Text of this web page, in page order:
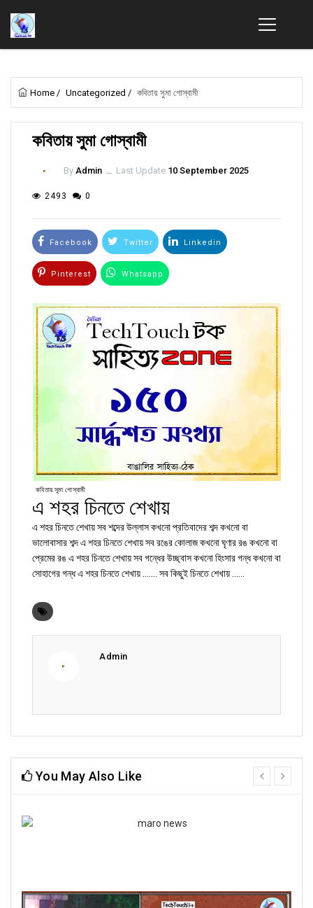
Home / Uncategorized / কবিতায় সুমা গোস্বামী
কবিতায় সুমা গোস্বামী
By Admin ــ Last Update 10 September 2025
2493 0
Facebook Twitter Linkedin
Pinterest Whatsapp
কবিতায় সুমা গোস্বামী
এ শহর চিনতে শেখায়
এ শহর চিনতে শেখায় সব শব্দের উল্লাস কখনো প্রতিবাদের শব্দ কখনো বা
ভালোবাসার শব্দ এ শহর চিনতে শেখায় সব রঙের কোলাজ কখনো ঘৃণার রঙ কখনো বা
প্রেমের রঙ এ শহর চিনতে শেখায় সব গন্ধের উচ্ছ্বাস কখনো হিংসার গন্ধ কখনো বা
সোহাগের গন্ধ এ শহর চিনতে শেখায় ....... সব কিছুই চিনতে শেখায় ......
Admin
You May Also Like
prev